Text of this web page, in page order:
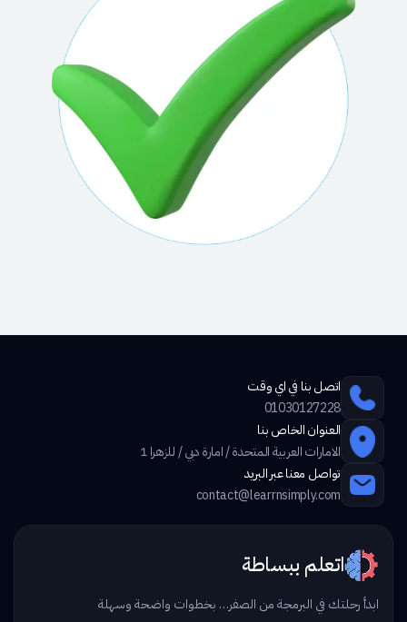
اتصل بنا في اي وقت
01030127228
العنوان الخاص بنا
الامارات العربية المتحدة / امارة دبي / للزهرا 1
تواصل معنا عبر البريد
contact@learrnsimply.com
اتعلم ببساطة
ابدأ رحلتك في البرمجة من الصفر… بخطوات واضحة وسهلة